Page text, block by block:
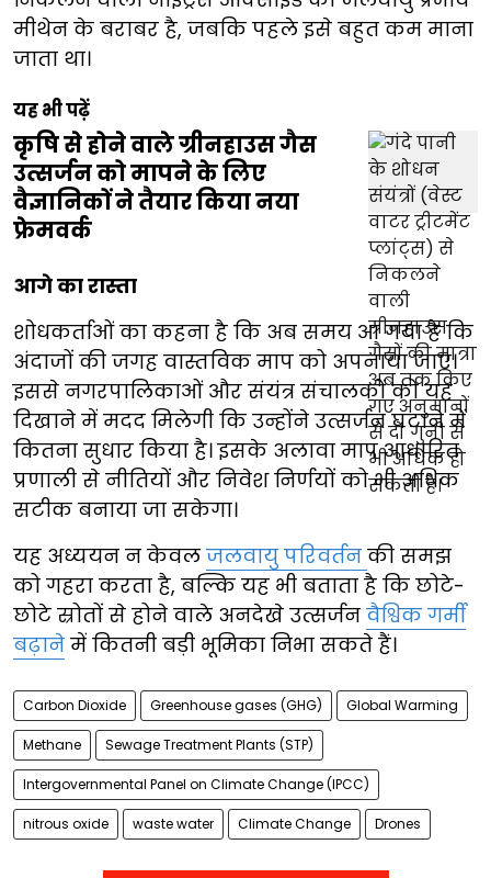
मीथेन के बराबर है, जबकि पहले इसे बहुत कम माना
जाता था।
यह भी पढ़ें
कृषि से होने वाले ग्रीनहाउस गैस
उत्सर्जन को मापने के लिए
वैज्ञानिकों ने तैयार किया नया
फ्रेमवर्क
आगे का रास्ता
शोधकर्ताओं का कहना है कि अब समय आ गया है कि
अंदाजों की जगह वास्तविक माप को अपनाया जाए।
इससे नगरपालिकाओं और संयंत्र संचालकों को यह
दिखाने में मदद मिलेगी कि उन्होंने उत्सर्जन घटाने में
कितना सुधार किया है। इसके अलावा माप आधारित
प्रणाली से नीतियों और निवेश निर्णयों को भी अधिक
सटीक बनाया जा सकेगा।
यह अध्ययन न केवल जलवायु परिवर्तन की समझ
को गहरा करता है, बल्कि यह भी बताता है कि छोटे-
छोटे स्रोतों से होने वाले अनदेखे उत्सर्जन वैश्विक गर्मी
बढ़ाने में कितनी बड़ी भूमिका निभा सकते हैं।
Carbon Dioxide Greenhouse gases (GHG) Global Warming
Methane Sewage Treatment Plants (STP)
Intergovernmental Panel on Climate Change (IPCC)
nitrous oxide waste water Climate Change Drones